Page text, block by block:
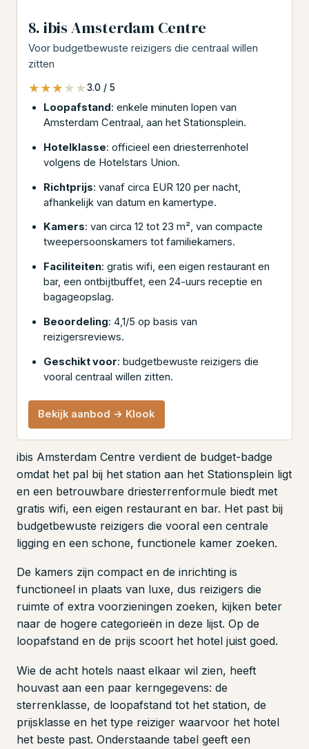
8. ibis Amsterdam Centre
Voor budgetbewuste reizigers die centraal willen
zitten
★★★★★
★★★★★3.0 / 5
Loopafstand: enkele minuten lopen van
Amsterdam Centraal, aan het Stationsplein.
Hotelklasse: officieel een driesterrenhotel
volgens de Hotelstars Union.
Richtprijs: vanaf circa EUR 120 per nacht,
afhankelijk van datum en kamertype.
Kamers: van circa 12 tot 23 m², van compacte
tweepersoonskamers tot familiekamers.
Faciliteiten: gratis wifi, een eigen restaurant en
bar, een ontbijtbuffet, een 24-uurs receptie en
bagageopslag.
Beoordeling: 4,1/5 op basis van
reizigersreviews.
Geschikt voor: budgetbewuste reizigers die
vooral centraal willen zitten.
Bekijk aanbod → Klook
ibis Amsterdam Centre verdient de budget-badge
omdat het pal bij het station aan het Stationsplein ligt
en een betrouwbare driesterrenformule biedt met
gratis wifi, een eigen restaurant en bar. Het past bij
budgetbewuste reizigers die vooral een centrale
ligging en een schone, functionele kamer zoeken.
De kamers zijn compact en de inrichting is
functioneel in plaats van luxe, dus reizigers die
ruimte of extra voorzieningen zoeken, kijken beter
naar de hogere categorieën in deze lijst. Op de
loopafstand en de prijs scoort het hotel juist goed.
Wie de acht hotels naast elkaar wil zien, heeft
houvast aan een paar kerngegevens: de
sterrenklasse, de loopafstand tot het station, de
prijsklasse en het type reiziger waarvoor het hotel
het beste past. Onderstaande tabel geeft een